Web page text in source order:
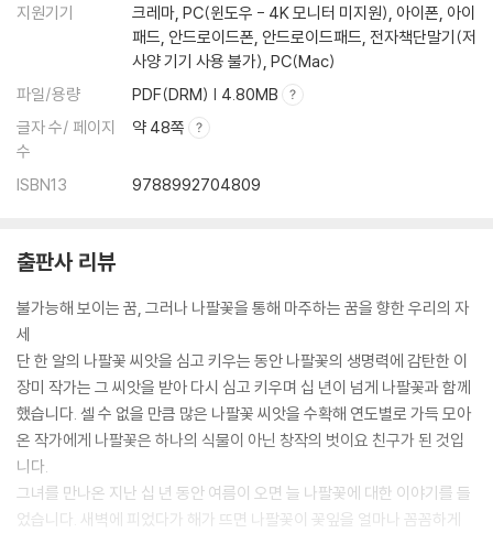
지원기기
크레마, PC(윈도우 - 4K 모니터 미지원), 아이폰, 아이
패드, 안드로이드폰, 안드로이드패드, 전자책단말기(저
사양 기기 사용 불가), PC(Mac)
파일/용량
PDF(DRM) | 4.80MB
글자 수/ 페이지
수
약 48쪽
ISBN13 9788992704809
출판사 리뷰
불가능해 보이는 꿈, 그러나 나팔꽃을 통해 마주하는 꿈을 향한 우리의 자
세
단 한 알의 나팔꽃 씨앗을 심고 키우는 동안 나팔꽃의 생명력에 감탄한 이
장미 작가는 그 씨앗을 받아 다시 심고 키우며 십 년이 넘게 나팔꽃과 함께
했습니다. 셀 수 없을 만큼 많은 나팔꽃 씨앗을 수확해 연도별로 가득 모아
온 작가에게 나팔꽃은 하나의 식물이 아닌 창작의 벗이요 친구가 된 것입
니다.
그녀를 만나온 지난 십 년 동안 여름이 오면 늘 나팔꽃에 대한 이야기를 들
었습니다. 새벽에 피었다가 해가 뜨면 나팔꽃이 꽃잎을 얼마나 꼼꼼하게